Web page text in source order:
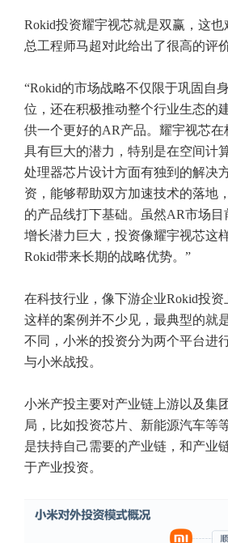
Rokid投资耀宇视芯就是双赢，这也
总工程师马超对此给出了很高的评
“Rokid的市场战略不仅限于巩固自
位，还在积极推动整个行业生态的
供一个更好的AR产品。耀宇视芯在
具有巨大的潜力，特别是在空间计
处理器芯片设计方面有独到的解决
资，能够帮助双方加速技术的落地
的产品线打下基础。虽然AR市场
增长潜力巨大，投资像耀宇视芯这
Rokid带来长期的战略优势。”
在科技行业，像下游企业Rokid投
这样的案例并不少见，最典型的就
不同，小米的投资分为两个平台进
与小米战投。
小米产投主要对产业链上游以及集
局，比如投资芯片、新能源汽车等
是扶持自己需要的产业链，和产业
于产业投资。